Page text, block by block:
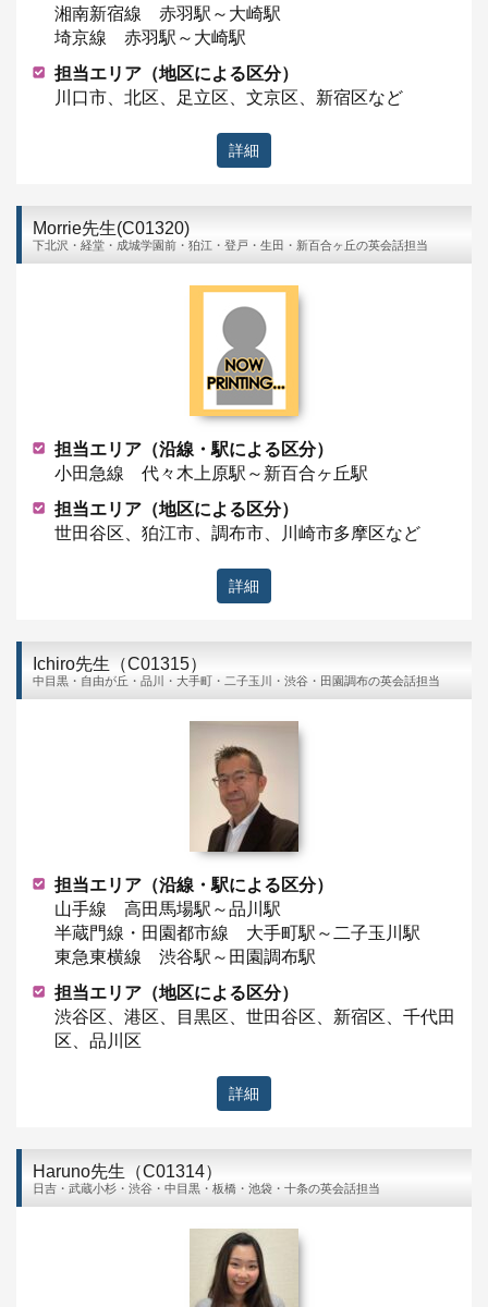
湘南新宿線 赤羽駅～大崎駅
埼京線 赤羽駅～大崎駅
担当エリア（地区による区分）
川口市、北区、足立区、文京区、新宿区など
詳細
Morrie先生(C01320)
下北沢・経堂・成城学園前・狛江・登戸・生田・新百合ヶ丘の英会話担当
担当エリア（沿線・駅による区分）
小田急線 代々木上原駅～新百合ヶ丘駅
担当エリア（地区による区分）
世田谷区、狛江市、調布市、川崎市多摩区など
詳細
Ichiro先生（C01315）
中目黒・自由が丘・品川・大手町・二子玉川・渋谷・田園調布の英会話担当
担当エリア（沿線・駅による区分）
山手線 高田馬場駅～品川駅
半蔵門線・田園都市線 大手町駅～二子玉川駅
東急東横線 渋谷駅～田園調布駅
担当エリア（地区による区分）
渋谷区、港区、目黒区、世田谷区、新宿区、千代田
区、品川区
詳細
Haruno先生（C01314）
日吉・武蔵小杉・渋谷・中目黒・板橋・池袋・十条の英会話担当